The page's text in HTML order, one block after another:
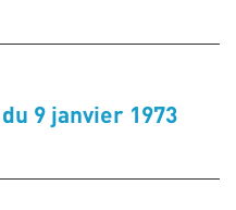
9 janvier 1973